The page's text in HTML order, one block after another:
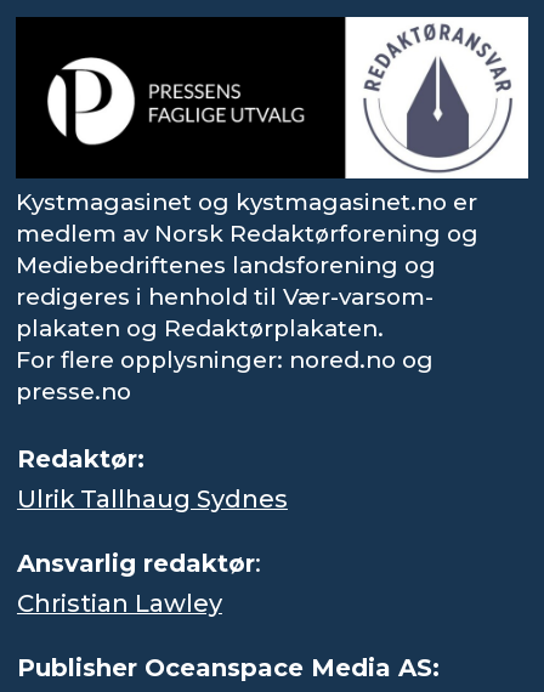
Kystmagasinet og kystmagasinet.no er
medlem av Norsk Redaktørforening og
Mediebedriftenes landsforening og
redigeres i henhold til Vær-varsom-
plakaten og Redaktørplakaten.
For flere opplysninger: nored.no og
presse.no
Redaktør:
Ulrik Tallhaug Sydnes
Ansvarlig redaktør:
Christian Lawley
Publisher Oceanspace Media AS: